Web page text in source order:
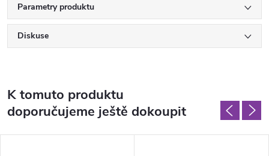
Parametry produktu
Diskuse
K tomuto produktu
doporučujeme ještě dokoupit